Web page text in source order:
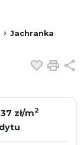
Jachranka
Dodaj
zł/m2